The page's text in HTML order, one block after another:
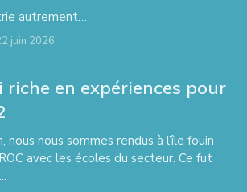
autrement…
juin 2026
riche en expériences pour
nous nous sommes rendus à l’île fouin
avec les écoles du secteur. Ce fut